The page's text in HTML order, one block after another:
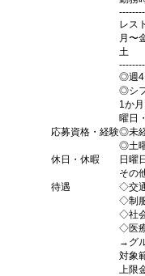
レス
月〜
土
◎週4
◎シ
1か
曜日
応募資格・経験◎未
◎土
休日・休暇
日曜
その
待遇
◇交
◇制
◇社
◇医
→グ
対象
上限